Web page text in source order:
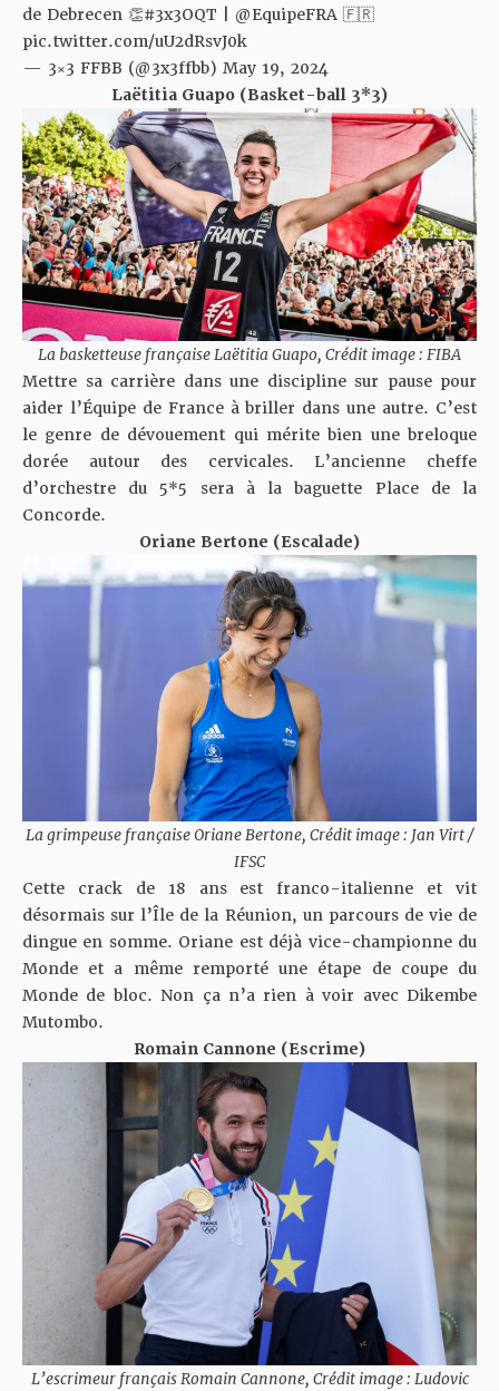
de Debrecen 👏#3x3OQT @EquipeFRA 🇫🇷
pic.twitter.com/uU2dRsvJ0k
— 3×3 FFBB (@3x3ffbb) May 19, 2024
Laëtitia Guapo (Basket-ball 3*3)
La basketteuse française Laëtitia Guapo, Crédit image : FIBA
Mettre sa carrière dans une discipline sur pause pour
aider l’Équipe de France à briller dans une autre. C’est
le genre de dévouement qui mérite bien une breloque
dorée autour des cervicales. L’ancienne cheffe
d’orchestre du 5*5 sera à la baguette Place de la
Concorde.
Oriane Bertone (Escalade)
La grimpeuse française Oriane Bertone, Crédit image : Jan Virt /
IFSC
Cette crack de 18 ans est franco-italienne et vit
désormais sur l’Île de la Réunion, un parcours de vie de
dingue en somme. Oriane est déjà vice-championne du
Monde et a même remporté une étape de coupe du
Monde de bloc. Non ça n’a rien à voir avec Dikembe
Mutombo.
Romain Cannone (Escrime)
L’escrimeur français Romain Cannone, Crédit image : Ludovic